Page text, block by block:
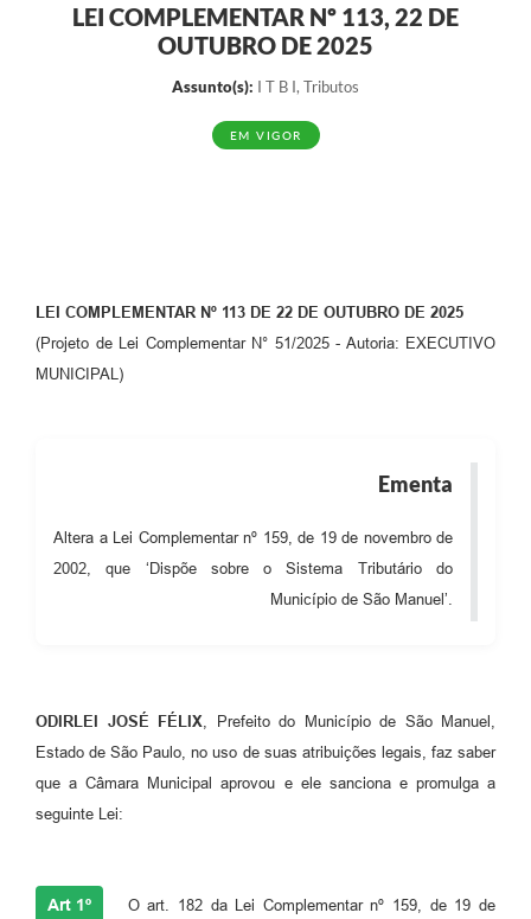
LEI COMPLEMENTAR Nº 113, 22 DE
OUTUBRO DE 2025
Assunto(s): I T B I, Tributos
EM VIGOR
LEI COMPLEMENTAR Nº 113 DE 22 DE OUTUBRO DE 2025
(Projeto de Lei Complementar N° 51/2025 - Autoria: EXECUTIVO
MUNICIPAL)
Ementa
Altera a Lei Complementar nº 159, de 19 de novembro de
2002, que ‘Dispõe sobre o Sistema Tributário do
Município de São Manuel’.
ODIRLEI JOSÉ FÉLIX , Prefeito do Município de São Manuel,
Estado de São Paulo, no uso de suas atribuições legais, faz saber
que a Câmara Municipal aprovou e ele sanciona e promulga a
seguinte Lei:
Art 1º O art. 182 da Lei Complementar nº 159, de 19 de